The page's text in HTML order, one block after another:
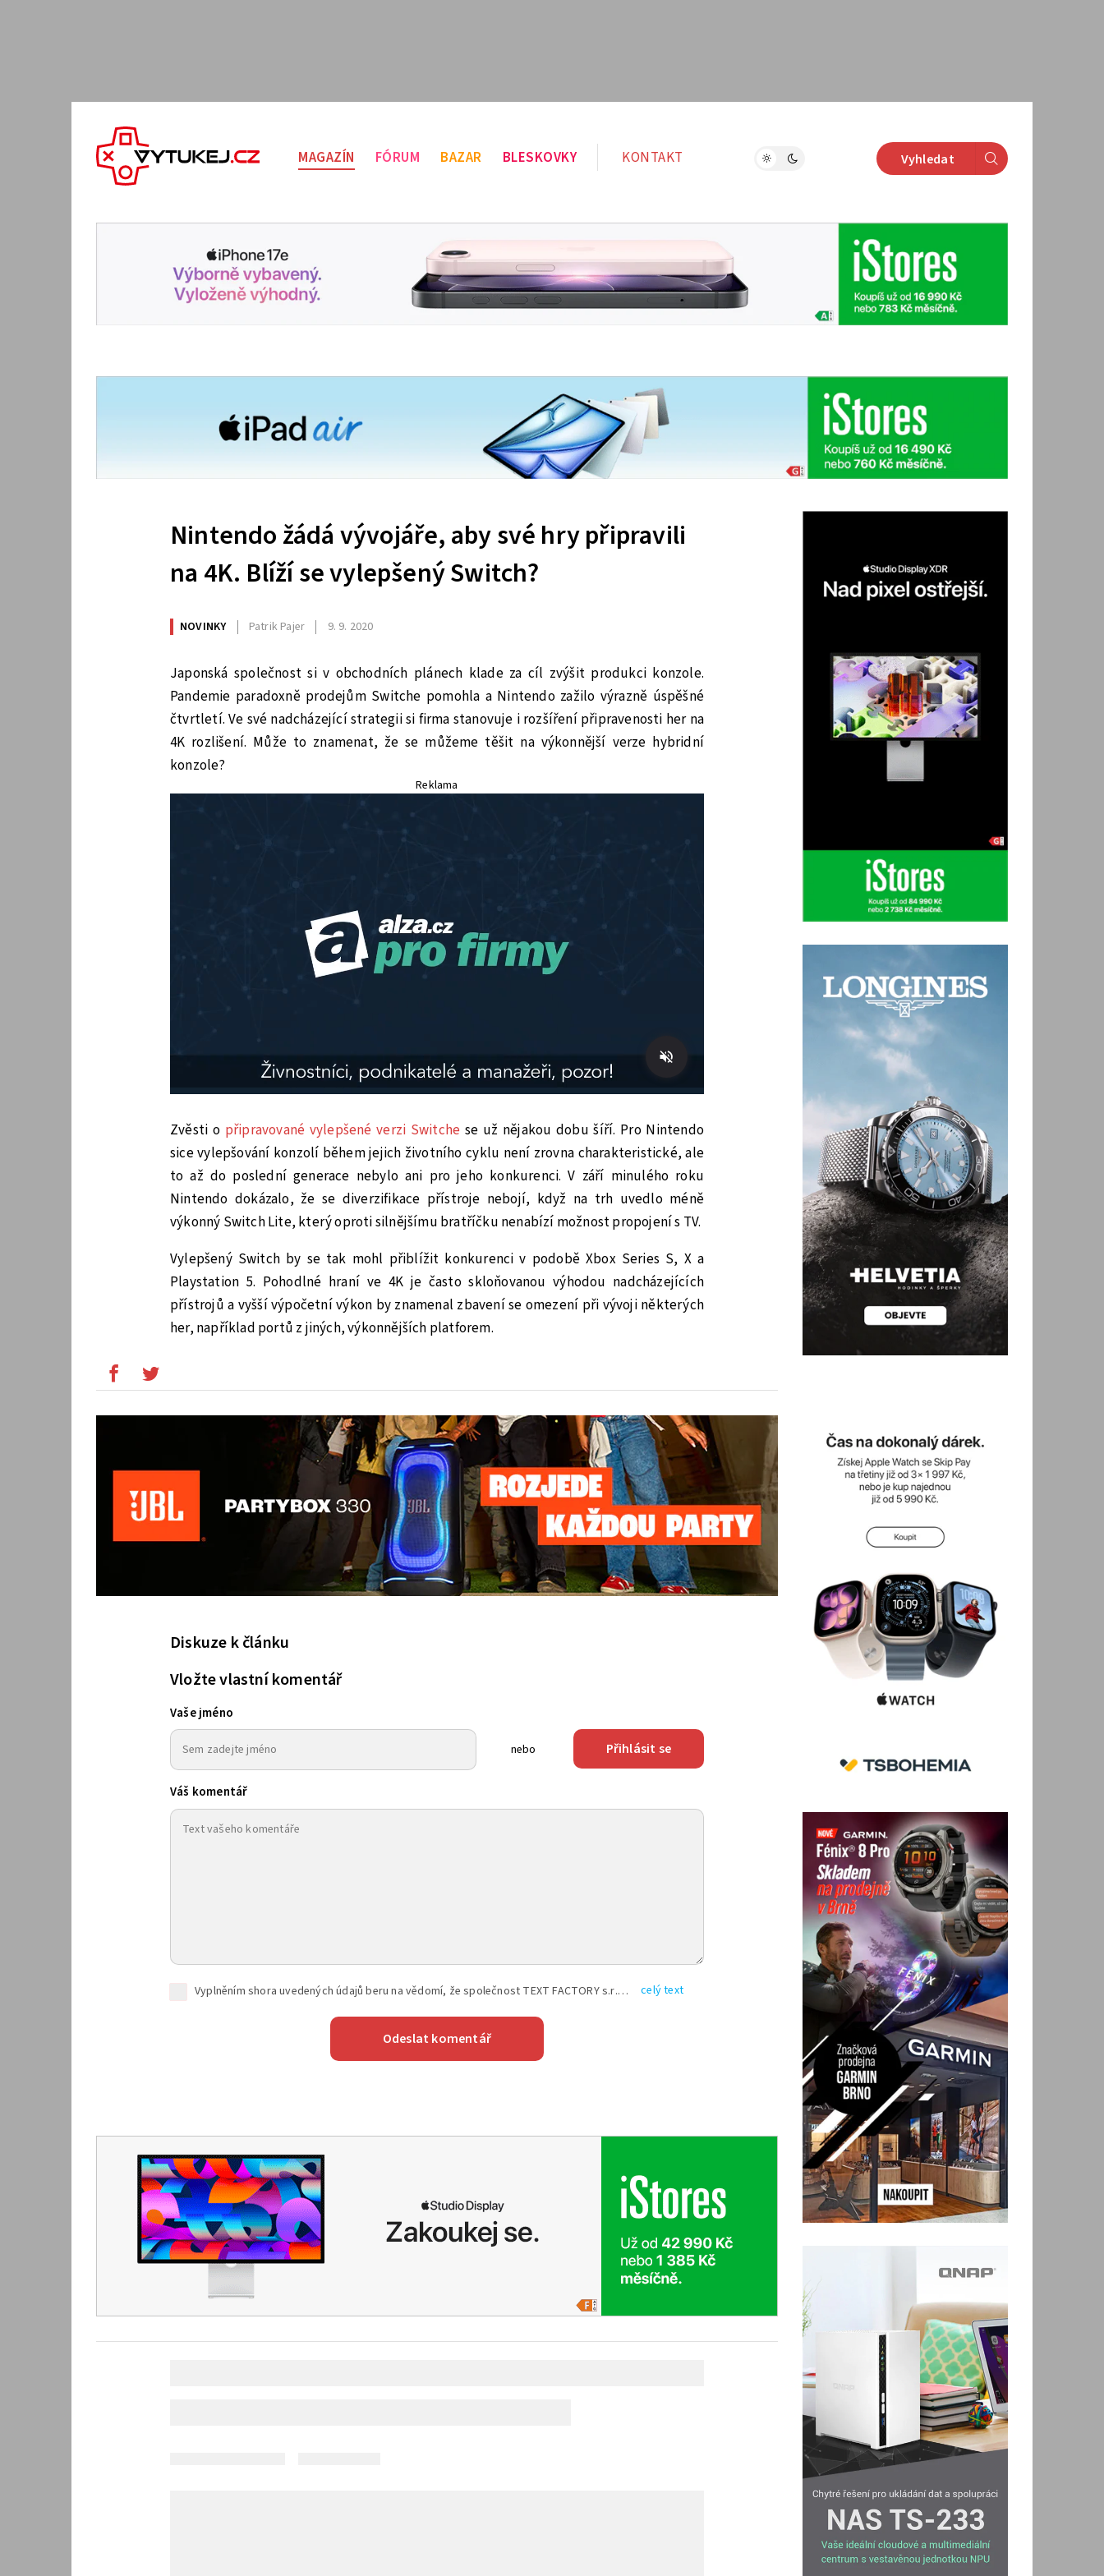
MAGAZÍN FÓRUM BAZAR BLESKOVKY KONTAKT Vyhledat
Nintendo žádá vývojáře, aby své hry připravili
na 4K. Blíží se vylepšený Switch?
NOVINKY Patrik Pajer 9. 9. 2020
Japonská společnost si v obchodních plánech klade za cíl zvýšit produkci konzole.
Pandemie paradoxně prodejům Switche pomohla a Nintendo zažilo výrazně úspěšné
čtvrtletí. Ve své nadcházející strategii si firma stanovuje i rozšíření připravenosti her na
4K rozlišení. Může to znamenat, že se můžeme těšit na výkonnější verze hybridní
konzole?
Reklama
Zvěsti o připravované vylepšené verzi Switche se už nějakou dobu šíří. Pro Nintendo
sice vylepšování konzolí během jejich životního cyklu není zrovna charakteristické, ale
to až do poslední generace nebylo ani pro jeho konkurenci. V září minulého roku
Nintendo dokázalo, že se diverzifikace přístroje nebojí, když na trh uvedlo méně
výkonný Switch Lite, který oproti silnějšímu bratříčku nenabízí možnost propojení s TV.
Vylepšený Switch by se tak mohl přiblížit konkurenci v podobě Xbox Series S, X a
Playstation 5. Pohodlné hraní ve 4K je často skloňovanou výhodou nadcházejících
přístrojů a vyšší výpočetní výkon by znamenal zbavení se omezení při vývoji některých
her, například portů z jiných, výkonnějších platforem.
Diskuze k článku
Vložte vlastní komentář
Vaše jméno
nebo Přihlásit se
Váš komentář
Vyplněním shora uvedených údajů beru na vědomí, že společnost TEXT FACTORY s.r.o., sídlem Brno, Durďákova 336/29, Černá Pole, PSČ: 613 00, IČ: 06157831, zapsané u Krajského soudu v Brně, oddíl C, vložka 100399, bude zpracovávat mé osobní údaje uvedené v rámci mnou vyplněného registračního formuláře na základě oprávněných zájmů TEXT FACTORY s.r.o. dle čl. 6 odst. 1 písm. f) GDPR a pro splnění právních povinností (čl. 6 odst. 1 písm. c) GDPR), a to pro tyto účely: nezbytnost zajistit oprávnění návštěvníka webových stránek provozovaných společností TEXT FACTORY s.r.o. přispívat aktivně ke zveřejněným článkům nebo v rámci diskusních fór a výkon práv TEXT FACTORY s.r.o. jako administrátora těchto diskusních fór. Více informací o zpracování osobních údajů a právech lze nalézt v celý text